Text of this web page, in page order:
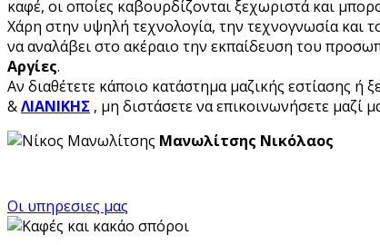
καφέ, οι οποίες καβουρδίζονται ξεχωριστά και
Χάρη στην υψηλή τεχνολογία, την τεχνογνωσία και
να αναλάβει στο ακέραιο την εκπαίδευση του
Αργίες.
Αν διαθέτετε κάποιο κατάστημα μαζικής εστίασης ή
&ΛΙΑΝΙΚΗΣ , μη διστάσετε να επικοινωνήσετε μαζί
Μανωλίτσης Νικόλαος
Οι υπηρεσιες μας